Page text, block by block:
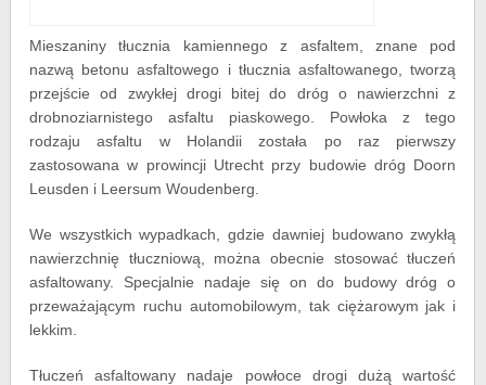
Mieszaniny tłucznia kamiennego z asfaltem, znane pod
nazwą betonu asfaltowego i tłucznia asfaltowanego, tworzą
przejście od zwykłej drogi bitej do dróg o nawierzchni z
drobnoziarnistego asfaltu piaskowego. Powłoka z tego
rodzaju asfaltu w Holandii została po raz pierwszy
zastosowana w prowincji Utrecht przy budowie dróg Doorn
Leusden i Leersum Woudenberg.
We wszystkich wypadkach, gdzie dawniej budowano zwykłą
nawierzchnię tłuczniową, można obecnie stosować tłuczeń
asfaltowany. Specjalnie nadaje się on do budowy dróg o
przeważającym ruchu automobilowym, tak ciężarowym jak i
lekkim.
Tłuczeń asfaltowany nadaje powłoce drogi dużą wartość